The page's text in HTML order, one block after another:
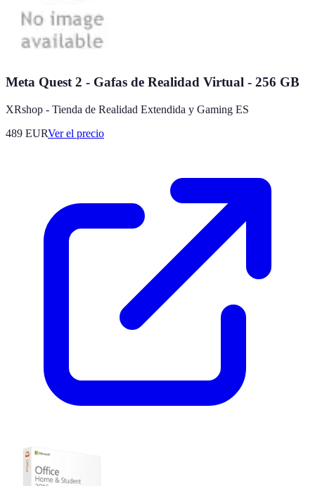
Meta Quest 2 - Gafas de Realidad Virtual - 256 GB
XRshop - Tienda de Realidad Extendida y Gaming ES
489 EURVer el precio